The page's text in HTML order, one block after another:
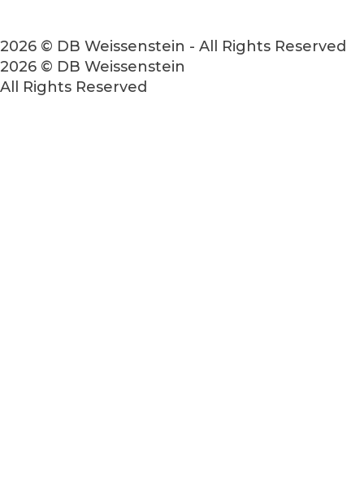
2026 © DB Weissenstein - All Rights Reserved
2026 © DB Weissenstein
All Rights Reserved